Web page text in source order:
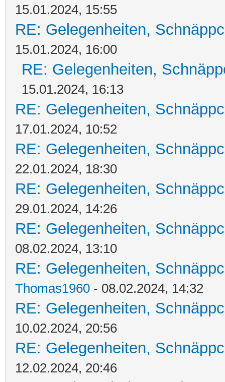
15.01.2024, 15:55
RE: Gelegenheiten,
15.01.2024, 16:00
RE: Gelegenheiten,
15.01.2024, 16:13
RE: Gelegenheiten,
17.01.2024, 10:52
RE: Gelegenheiten,
22.01.2024, 18:30
RE: Gelegenheiten,
29.01.2024, 14:26
RE: Gelegenheiten,
08.02.2024, 13:10
RE: Gelegenheiten,
Thomas1960 - 08.02.2024, 14:32
RE: Gelegenheiten,
10.02.2024, 20:56
RE: Gelegenheiten,
12.02.2024, 20:46